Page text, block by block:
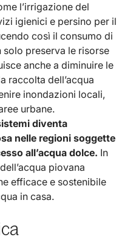
l’irrigazione del
igienici e persino per il
così il consumo di
solo preserva le risorse
anche a diminuire le
raccolta dell’acqua
inondazioni locali,
urbane.
diventa
nelle regioni soggette
all’acqua dolce. In
piovana
efficace e sostenibile
in casa.